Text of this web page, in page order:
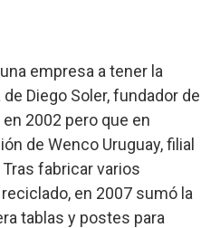
empresa a tener la
Diego Soler, fundador de
2002 pero que en
de Wenco Uruguay, filial
fabricar varios
en 2007 sumó la
tablas y postes para